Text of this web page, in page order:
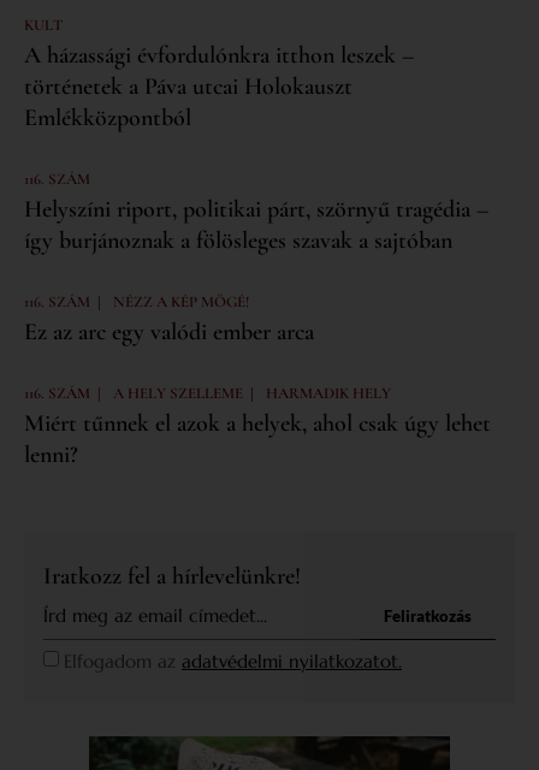
KULT
A házassági évfordulónkra itthon leszek –
történetek a Páva utcai Holokauszt
Emlékközpontból
116. SZÁM
Helyszíni riport, politikai párt, szörnyű tragédia –
így burjánoznak a fölösleges szavak a sajtóban
116. SZÁM | NÉZZ A KÉP MÖGÉ!
Ez az arc egy valódi ember arca
116. SZÁM | A HELY SZELLEME | HARMADIK HELY
Miért tűnnek el azok a helyek, ahol csak úgy lehet
lenni?
Iratkozz fel a hírlevelünkre!
Elfogadom az adatvédelmi nyilatkozatot.
Feliratkozás